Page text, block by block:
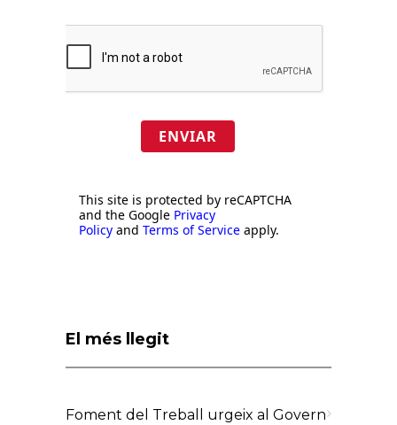
ENVIAR
This site is protected by reCAPTCHA
and the Google Privacy
Policy and Terms of Service apply.
El més llegit
Foment del Treball urgeix al Govern